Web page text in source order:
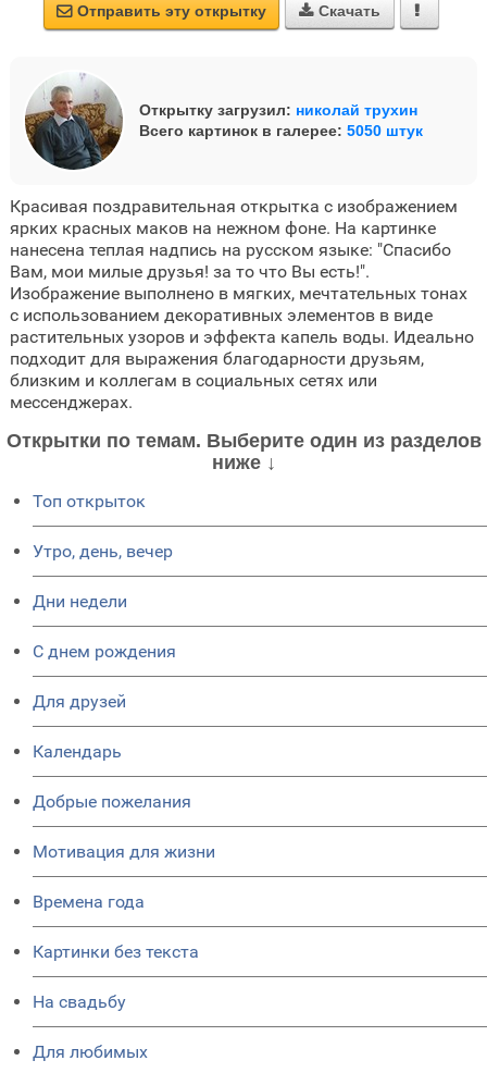
 Отправить эту открытку  Скачать 
Открытку загрузил: николай трухин
Всего картинок в галерее: 5050 штук
Красивая поздравительная открытка с изображением
ярких красных маков на нежном фоне. На картинке
нанесена теплая надпись на русском языке: "Спасибо
Вам, мои милые друзья! за то что Вы есть!".
Изображение выполнено в мягких, мечтательных тонах
с использованием декоративных элементов в виде
растительных узоров и эффекта капель воды. Идеально
подходит для выражения благодарности друзьям,
близким и коллегам в социальных сетях или
мессенджерах.
Открытки по темам. Выберите один из разделов
ниже ↓
Топ открыток
Утро, день, вечер
Дни недели
C днем рождения
Для друзей
Календарь
Добрые пожелания
Мотивация для жизни
Времена года
Картинки без текста
На свадьбу
Для любимых